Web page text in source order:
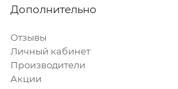
Дополнительно
Отзывы
Личный кабинет
Производители
Акции